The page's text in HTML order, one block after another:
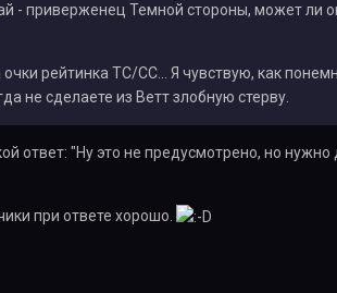
- приверженец Темной стороны, может ли
рейтинка ТС/СС… Я чувствую, как
не сделаете из Ветт злобную стерву.
ответ: "Ну это не предусмотрено, но
при ответе хорошо.